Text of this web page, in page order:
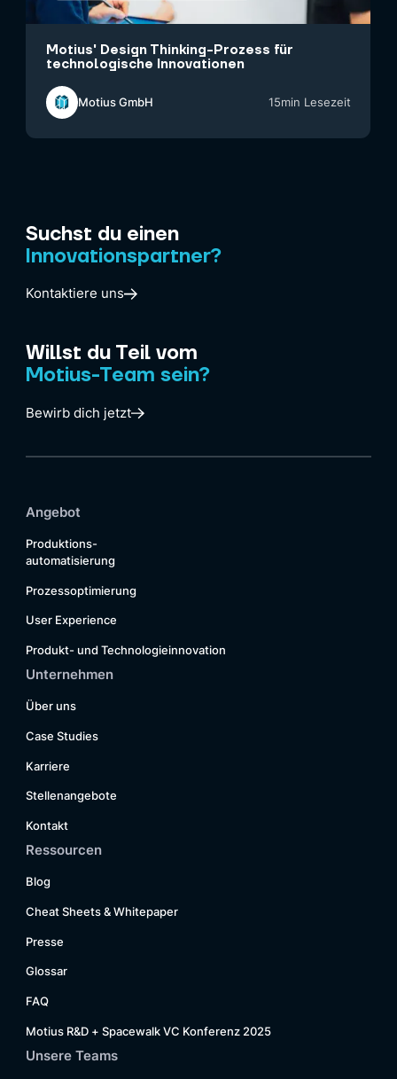
Motius' Design Thinking-Prozess für
technologische Innovationen
Motius GmbH 15min Lesezeit
Suchst du einen
Innovationspartner?
Kontaktiere uns
Willst du Teil vom
Motius-Team sein?
Bewirb dich jetzt
Angebot
Produktions-
automatisierung
Prozessoptimierung
User Experience
Produkt- und Technologieinnovation
Unternehmen
Über uns
Case Studies
Karriere
Stellenangebote
Kontakt
Ressourcen
Blog
Cheat Sheets & Whitepaper
Presse
Glossar
FAQ
Motius R&D + Spacewalk VC Konferenz 2025
Unsere Teams